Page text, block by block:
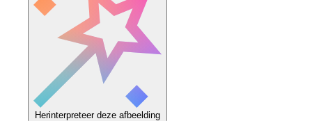
Herinterpreteer deze afbeelding